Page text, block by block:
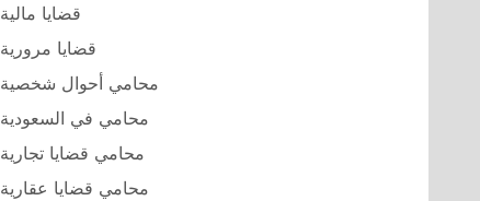
قضايا مالية
قضايا مرورية
محامي أحوال شخصية
محامي في السعودية
محامي قضايا تجارية
محامي قضايا عقارية